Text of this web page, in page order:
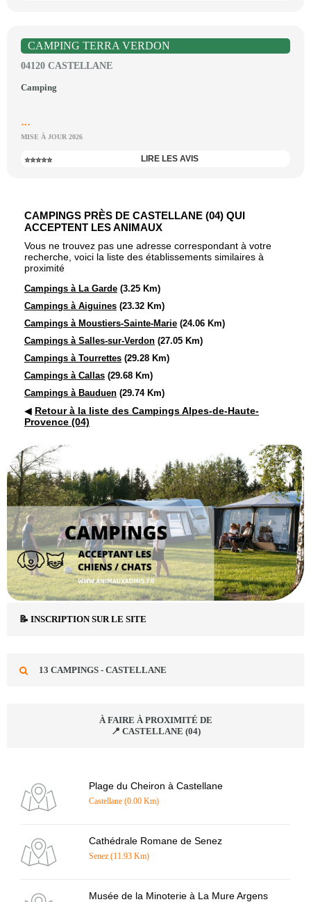
CAMPING TERRA VERDON
04120 CASTELLANE
Camping
...
MISE À JOUR 2026
⭐⭐⭐⭐⭐ LIRE LES AVIS
CAMPINGS PRÈS DE CASTELLANE (04) QUI
ACCEPTENT LES ANIMAUX
Vous ne trouvez pas une adresse correspondant à votre
recherche, voici la liste des établissements similaires à
proximité
Campings à La Garde (3.25 Km)
Campings à Aiguines (23.32 Km)
Campings à Moustiers-Sainte-Marie (24.06 Km)
Campings à Salles-sur-Verdon (27.05 Km)
Campings à Tourrettes (29.28 Km)
Campings à Callas (29.68 Km)
Campings à Bauduen (29.74 Km)
◀ Retour à la liste des Campings Alpes-de-Haute-
Provence (04)
📝 INSCRIPTION SUR LE SITE
13 CAMPINGS - CASTELLANE
À FAIRE À PROXIMITÉ DE
📍 CASTELLANE (04)
Plage du Cheiron à Castellane
Castellane (0.00 Km)
Cathédrale Romane de Senez
Senez (11.93 Km)
Musée de la Minoterie à La Mure Argens